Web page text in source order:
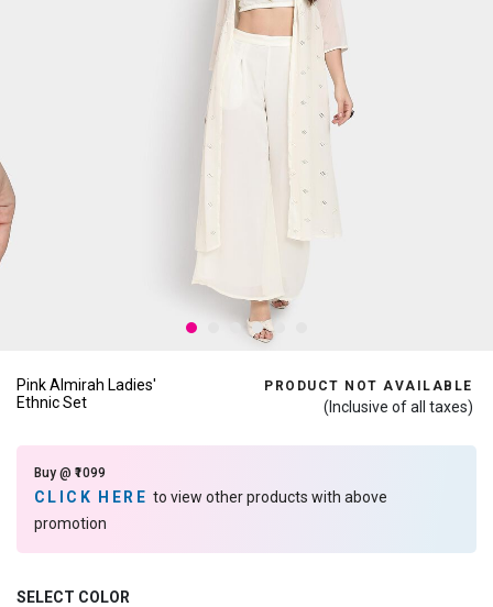
Pink Almirah Ladies'
Ethnic Set
PRODUCT NOT AVAILABLE
(Inclusive of all taxes)
Buy @ ₹1099
CLICK HEREto view other products with above
promotion
SELECT COLOR